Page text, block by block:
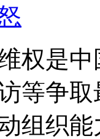
权是
等争
组织